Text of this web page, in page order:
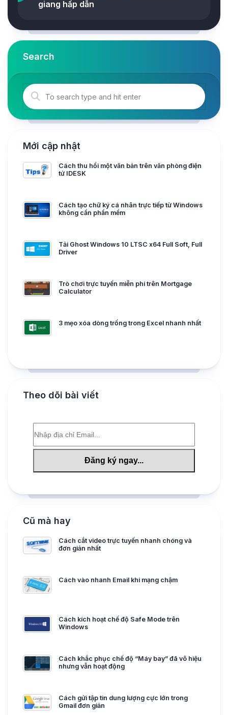
giang hấp dẫn
Search
Mới cập nhật
Cách thu hồi một văn bản trên văn phòng điện
tử IDESK
Cách tạo chữ ký cá nhân trực tiếp từ Windows
không cần phần mềm
Tải Ghost Windows 10 LTSC x64 Full Soft, Full
Driver
Trò chơi trực tuyến miễn phí trên Mortgage
Calculator
3 mẹo xóa dòng trống trong Excel nhanh nhất
Theo dõi bài viết
Cũ mà hay
Cách cắt video trực tuyến nhanh chóng và
đơn giản nhất
Cách vào nhanh Email khi mạng chậm
Cách kích hoạt chế độ Safe Mode trên
Windows
Cách khắc phục chế độ “Máy bay” đã vô hiệu
nhưng vẫn hoạt động
Cách gửi tập tin dung lượng cực lớn trong
Gmail đơn giản